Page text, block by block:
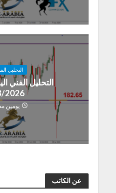
التحليل
التحليل الفني
2026
يومين
عن الكاتب